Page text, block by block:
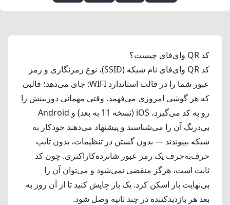
کد QR وای‌فای چیست؟
کد QR وای‌فای نام شبکه (SSID)، نوع رمزنگاری و رمز
عبور شما را در قالب استاندارد WIFI: جای می‌دهد؛ قالبی
که هر گوشی امروزی می‌فهمد. وقتی مهمانی دوربینش را
رو به کد می‌گیرد، iOS (نسخه 11 به بعد) و Android
بی‌درنگ آن را می‌شناسند و پیشنهاد می‌دهند خودکار به
شبکه بپیوندند — بدون گشتن در تنظیمات، بدون تایپ
حرف‌به‌حرف یک رمز عبور شانزده‌کاراکتری. چون کد
ثابت است، هرگز منقضی نمی‌شود و می‌توان آن را
بی‌نهایت بار اسکن کرد. یک بار چاپش کنید تا از آن روز به
بعد هر بازدیدکننده در چند ثانیه وصل شود.